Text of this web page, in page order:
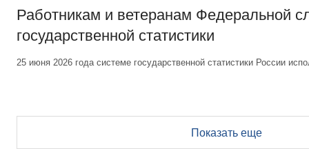
Работникам и ветеранам Федеральной
государственной статистики
25 июня 2026 года системе государственной статистики России
Показать еще